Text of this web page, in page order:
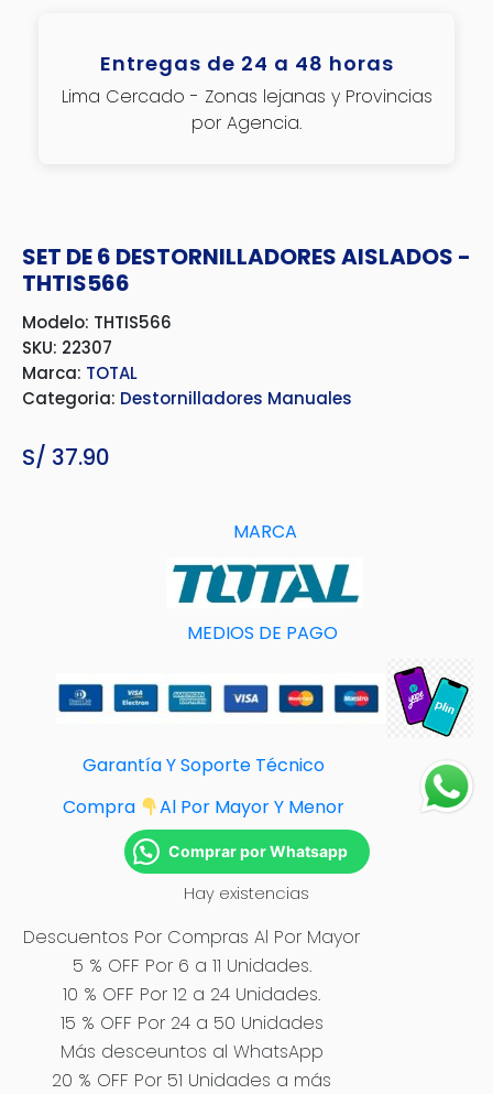
Entregas de 24 a 48 horas
Lima Cercado - Zonas lejanas y Provincias
por Agencia.
SET DE 6 DESTORNILLADORES AISLADOS -
THTIS566
Modelo: THTIS566
SKU: 22307
Marca: TOTAL
Categoria: Destornilladores Manuales
S/ 37.90
MARCA
MEDIOS DE PAGO
Garantía Y Soporte Técnico
Compra
Al Por Mayor Y Menor
Comprar por Whatsapp
Hay existencias
Descuentos Por Compras Al Por Mayor
5 % OFF Por 6 a 11 Unidades.
10 % OFF Por 12 a 24 Unidades.
15 % OFF Por 24 a 50 Unidades
Más desceuntos al WhatsApp
20 % OFF Por 51 Unidades a más